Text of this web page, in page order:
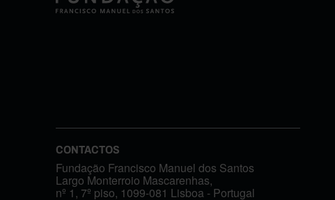
CONTACTOS
Fundação Francisco Manuel dos Santos
Largo Monterroio Mascarenhas,
nº 1, 7º piso, 1099-081 Lisboa - Portugal